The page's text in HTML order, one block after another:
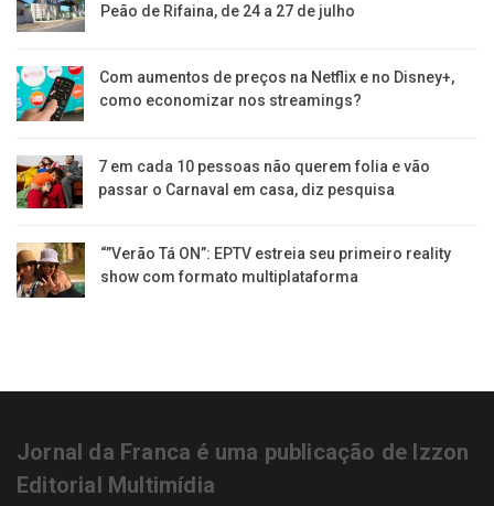
Peão de Rifaina, de 24 a 27 de julho
Com aumentos de preços na Netflix e no Disney+,
como economizar nos streamings?
7 em cada 10 pessoas não querem folia e vão
passar o Carnaval em casa, diz pesquisa
“”Verão Tá ON”: EPTV estreia seu primeiro reality
show com formato multiplataforma
Jornal da Franca é uma publicação de Izzon
Editorial Multimídia